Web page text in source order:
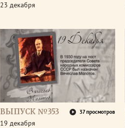
23 декабря
ВЫПУСК №353 37 просмотров
19 декабря